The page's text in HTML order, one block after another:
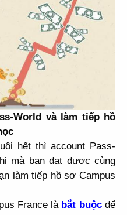
World và làm tiếp hồ
hết thì account Pass-
mà bạn đạt được cùng
làm tiếp hồ sơ Campus
France là bắt buộcđể